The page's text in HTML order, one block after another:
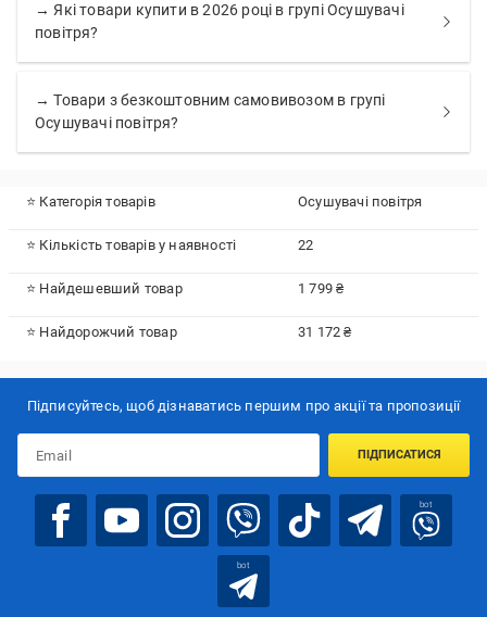
→ Які товари купити в 2026 році в групі Осушувачі
повітря?
→ Товари з безкоштовним самовивозом в групі
Осушувачі повітря?
⭐ Категорія товарів Осушувачі повітря
⭐ Кількість товарів у наявності 22
⭐ Найдешевший товар 1 799 ₴
⭐ Найдорожчий товар 31 172 ₴
Підписуйтесь, щоб дізнаватись першим про акції та пропозиції
ПІДПИСАТИСЯ
bot
bot